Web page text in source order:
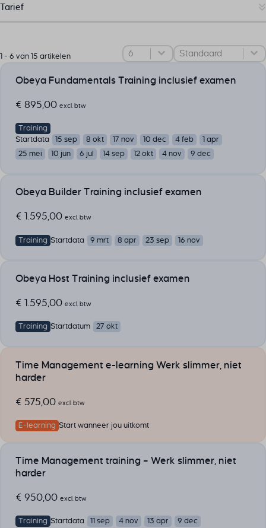
Tarief
1 - 6 van 15 artikelen
Select number per page
Sorteer
Sort content
Obeya Fundamentals Training inclusief examen
€ 895,00 excl. btw
Training
Startdata
15 sep 8 okt 17 nov 10 dec 4 feb
1 apr
25 mei
10 jun 6 jul 14 sep 12 okt 4 nov 9 dec
Obeya Builder Training inclusief examen
€ 1.595,00 excl. btw
Training Startdata 9 mrt 8 apr 23 sep 16 nov
Obeya Host Training inclusief examen
€ 1.595,00 excl. btw
Training Startdatum 27 okt
Time Management e-learning Werk slimmer, niet
harder
€ 575,00 excl. btw
E-learning Start wanneer jou uitkomt
Time Management training – Werk slimmer, niet
harder
€ 950,00 excl. btw
Training Startdata 11 sep 4 nov 13 apr 9 dec